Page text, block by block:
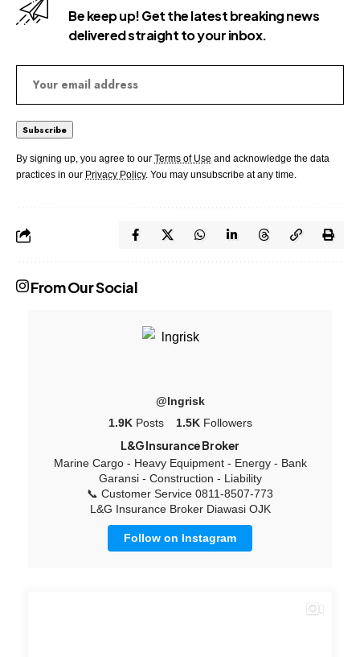
Be keep up! Get the latest breaking news
delivered straight to your inbox.
By signing up, you agree to our Terms of Use and acknowledge the data
practices in our Privacy Policy. You may unsubscribe at any time.
From Our Social
@lngrisk
1.9K Posts 1.5KFollowers
L&G Insurance Broker
Marine Cargo - Heavy Equipment - Energy - Bank
Garansi - Construction - Liability
📞 Customer Service 0811-8507-773
L&G Insurance Broker Diawasi OJK
Follow on Instagram